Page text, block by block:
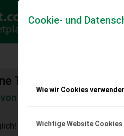
Cookie- und
Wie wir Cookies
Wichtige Website Cookies
Land- und